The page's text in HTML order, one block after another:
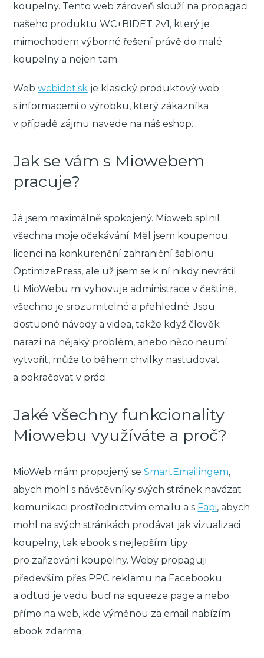
koupelny. Tento web zároveň slouží na propagaci
našeho produktu WC+BIDET 2v1, který je
mimochodem výborné řešení právě do malé
koupelny a nejen tam.
Webwcbidet.sk je klasický produktový web
s informacemi o výrobku, který zákazníka
v případě zájmu navede na náš eshop.
Jak se vám s Miowebem
pracuje?
Já jsem maximálně spokojený. Mioweb splnil
všechna moje očekávání. Měl jsem koupenou
licenci na konkurenční zahraniční šablonu
OptimizePress, ale už jsem se k ní nikdy nevrátil.
U MioWebu mi vyhovuje administrace v češtině,
všechno je srozumitelné a přehledné. Jsou
dostupné návody a videa, takže když člověk
narazí na nějaký problém, anebo něco neumí
vytvořit, může to během chvilky nastudovat
a pokračovat v práci.
Jaké všechny funkcionality
Miowebu využíváte a proč?
MioWeb mám propojený seSmartEmailingem,
abych mohl s návštěvníky svých stránek navázat
komunikaci prostřednictvím emailu a s Fapi, abych
mohl na svých stránkách prodávat jak vizualizaci
koupelny, tak ebook s nejlepšími tipy
pro zařizování koupelny. Weby propaguji
především přes PPC reklamu na Facebooku
a odtud je vedu buď na squeeze page a nebo
přímo na web, kde výměnou za email nabízím
ebook zdarma.